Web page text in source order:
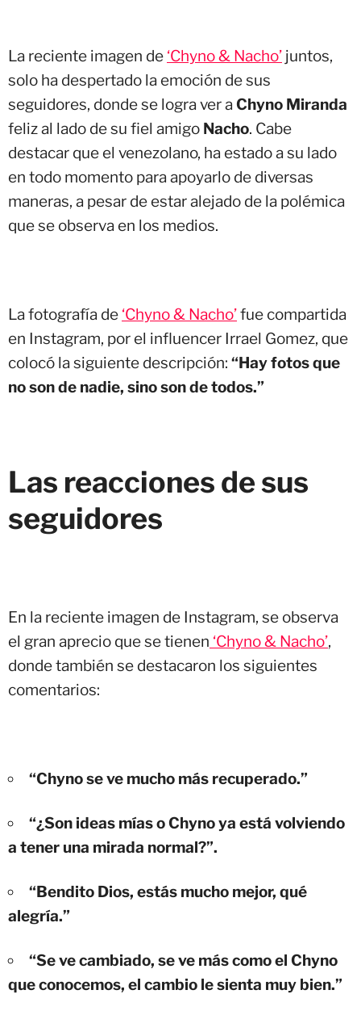
La reciente imagen de ‘Chyno & Nacho’ juntos,
solo ha despertado la emoción de sus
seguidores, donde se logra ver a Chyno Miranda
feliz al lado de su fiel amigo Nacho. Cabe
destacar que el venezolano, ha estado a su lado
en todo momento para apoyarlo de diversas
maneras, a pesar de estar alejado de la polémica
que se observa en los medios.
La fotografía de ‘Chyno & Nacho’fue compartida
en Instagram, por el influencer Irrael Gomez, que
colocó la siguiente descripción: “Hay fotos que
no son de nadie, sino son de todos.”
Las reacciones de sus
seguidores
En la reciente imagen de Instagram, se observa
el gran aprecio que se tienen ‘Chyno & Nacho’,
donde también se destacaron los siguientes
comentarios:
“Chyno se ve mucho más recuperado.”
“¿Son ideas mías o Chyno ya está volviendo
a tener una mirada normal?”.
“Bendito Dios, estás mucho mejor, qué
alegría.”
“Se ve cambiado, se ve más como el Chyno
que conocemos, el cambio le sienta muy bien.”